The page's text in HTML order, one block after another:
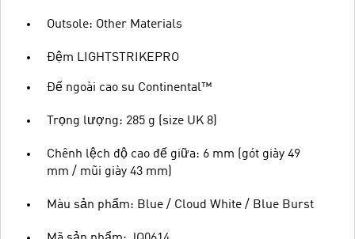
Outsole: Other Materials
Đệm LIGHTSTRIKEPRO
Đế ngoài cao su Continental™
Trọng lượng: 285 g (size UK 8)
Chênh lệch độ cao đế giữa: 6 mm (gót giày 49
mm / mũi giày 43 mm)
Màu sản phẩm: Blue / Cloud White / Blue Burst